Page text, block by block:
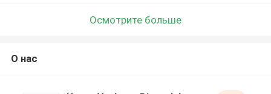
Осмотрите больше
О нас